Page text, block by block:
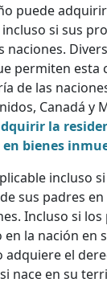
puede
incluso si sus
naciones.
permiten esta
de las
Canadá y
la
bienes
incluso
sus padres
Incluso si
la nación en
el
nace en su